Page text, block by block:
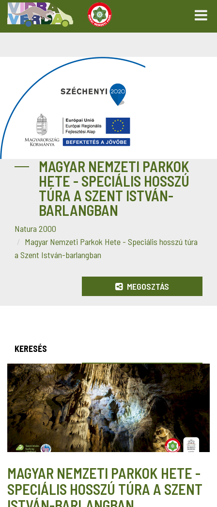
MAGYAR NEMZETI PARKOK
HETE - SPECIÁLIS HOSSZÚ
TÚRA A SZENT ISTVÁN-
BARLANGBAN
Natura 2000
Magyar Nemzeti Parkok Hete - Speciális hosszú túra
a Szent István-barlangban
MEGOSZTÁS
KERESÉS
MAGYAR NEMZETI PARKOK HETE -
SPECIÁLIS HOSSZÚ TÚRA A SZENT